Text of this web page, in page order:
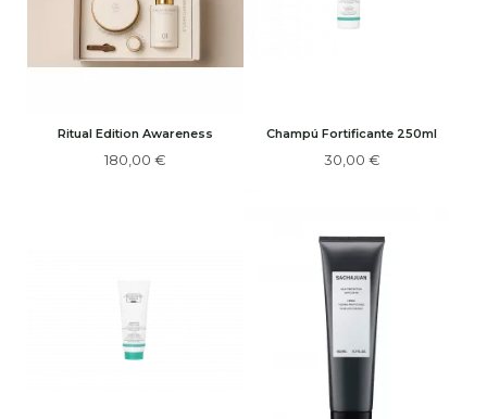
Ritual Edition Awareness
180,00 €
Champú Fortificante 250ml
30,00 €